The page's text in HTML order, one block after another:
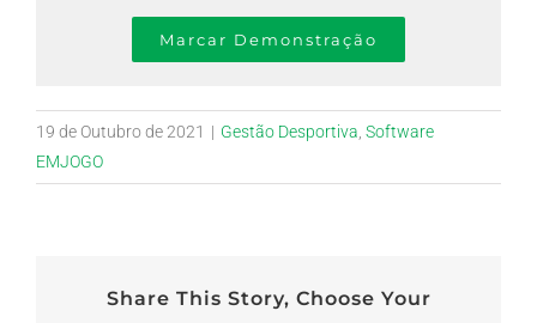
Marcar Demonstração
19 de Outubro de 2021 | Gestão Desportiva Software
EMJOGO
Share This Story, Choose Your